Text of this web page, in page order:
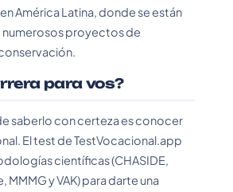
América Latina, donde se están
numerosos proyectos de
para vos?
saberlo con certeza es conocer
El test de TestVocacional.app
científicas (CHASIDE,
MMMG y VAK) para darte una